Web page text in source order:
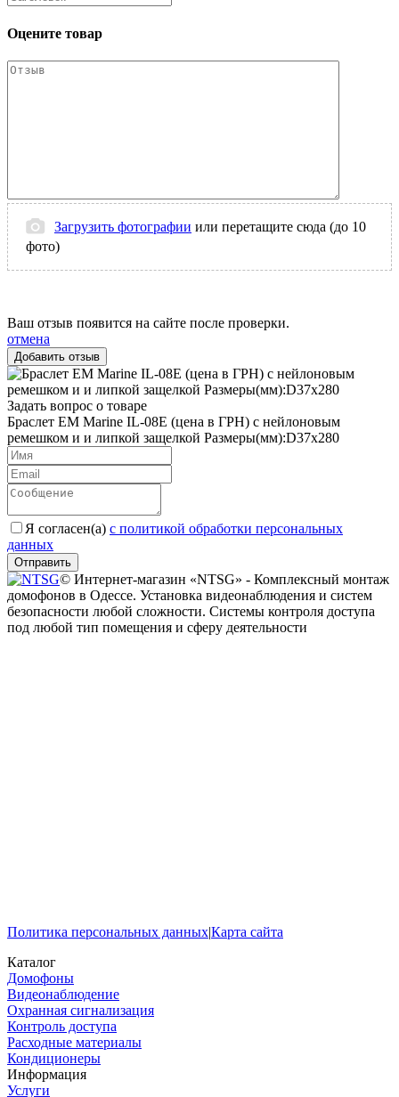
Оцените товар
Загрузить фотографии или перетащите сюда (до 10
фото)
Ваш отзыв появится на сайте после проверки.
отмена
Задать вопрос о товаре
Браслет EM Marine IL-08E (цена в ГРН) с нейлоновым
ремешком и и липкой защелкой Размеры(мм):D37х280
Я согласен(a) с политикой обработки персональных
данных
Отправить
© Интернет-магазин «NTSG» - Комплексный монтаж
домофонов в Одессе. Установка видеонаблюдения и систем
безопасности любой сложности. Системы контроля доступа
под любой тип помещения и сферу деятельности
Политика персональных данных|Карта сайта
Каталог
Домофоны
Видеонаблюдение
Охранная сигнализация
Контроль доступа
Расходные материалы
Кондиционеры
Информация
Услуги